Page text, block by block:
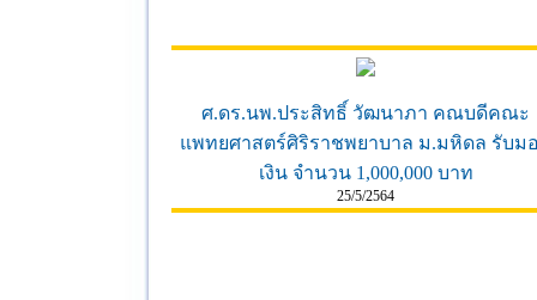
ศ.ดร.นพ.ประสิทธิ์ วัฒนาภา คณบดีคณะ
แพทยศาสตร์ศิริราชพยาบาล ม.มหิดล รับม
เงิน จำนวน 1,000,000 บาท
25/5/2564